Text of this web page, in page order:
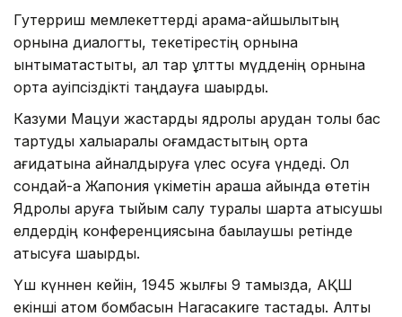
Гутерриш мемлекеттерді қарама-қайшылықтың
орнына диалогты, текетірестің орнына
ынтымақтастықты, ал тар ұлттық мүдденің орнына
ортақ қауіпсіздікті таңдауға шақырды.
Казуми Мацуи жастарды ядролық қарудан толық бас
тартуды халықаралық қоғамдастықтың ортақ
қағидатына айналдыруға үлес қосуға үндеді. Ол
сондай-ақ Жапония үкіметін қараша айында өтетін
Ядролық қаруға тыйым салу туралы шартқа қатысушы
елдердің конференциясына бақылаушы ретінде
қатысуға шақырды.
Үш күннен кейін, 1945 жылғы 9 тамызда, АҚШ
екінші атом бомбасын Нагасакиге тастады. Алты